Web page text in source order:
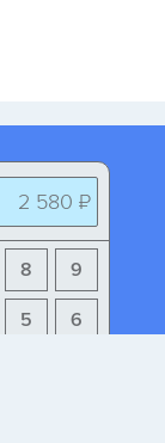
2 580 ₽
9
8
6
5